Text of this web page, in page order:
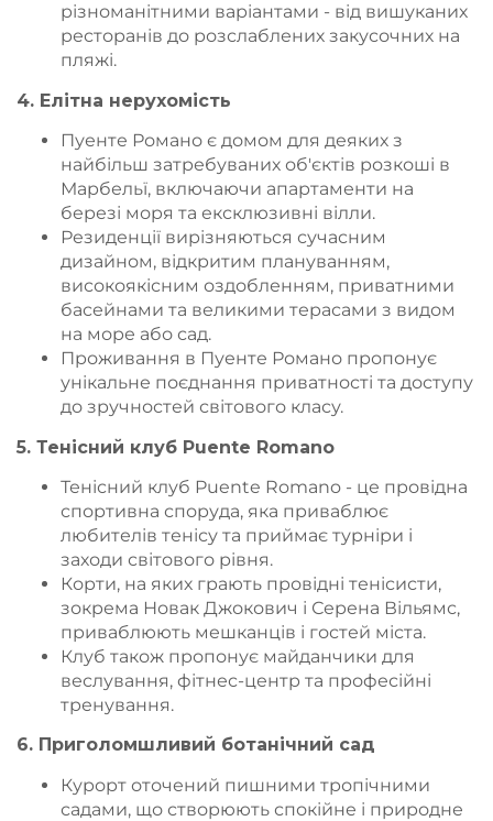
різноманітними варіантами - від вишуканих
ресторанів до розслаблених закусочних на
пляжі.
4. Елітна нерухомість
Пуенте Романо є домом для деяких з
найбільш затребуваних об'єктів розкоші в
Марбельї, включаючи апартаменти на
березі моря та ексклюзивні вілли.
Резиденції вирізняються сучасним
дизайном, відкритим плануванням,
високоякісним оздобленням, приватними
басейнами та великими терасами з видом
на море або сад.
Проживання в Пуенте Романо пропонує
унікальне поєднання приватності та доступу
до зручностей світового класу.
5. Тенісний клуб Puente Romano
Тенісний клуб Puente Romano - це провідна
спортивна споруда, яка приваблює
любителів тенісу та приймає турніри і
заходи світового рівня.
Корти, на яких грають провідні тенісисти,
зокрема Новак Джокович і Серена Вільямс,
приваблюють мешканців і гостей міста.
Клуб також пропонує майданчики для
веслування, фітнес-центр та професійні
тренування.
6. Приголомшливий ботанічний сад
Курорт оточений пишними тропічними
садами, що створюють спокійне і природне